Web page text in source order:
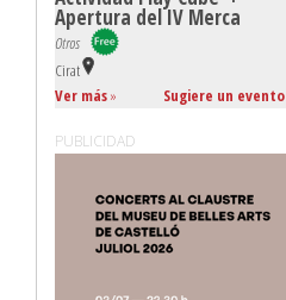
Apertura del IV Merca
Otros
Cirat
Ver más» Sugiere un evento
PUBLICIDAD